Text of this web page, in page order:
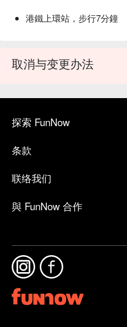
港鐵上環站，步行7分鐘
取消与变更办法
探索 FunNow
条款
联络我们
與 FunNow 合作